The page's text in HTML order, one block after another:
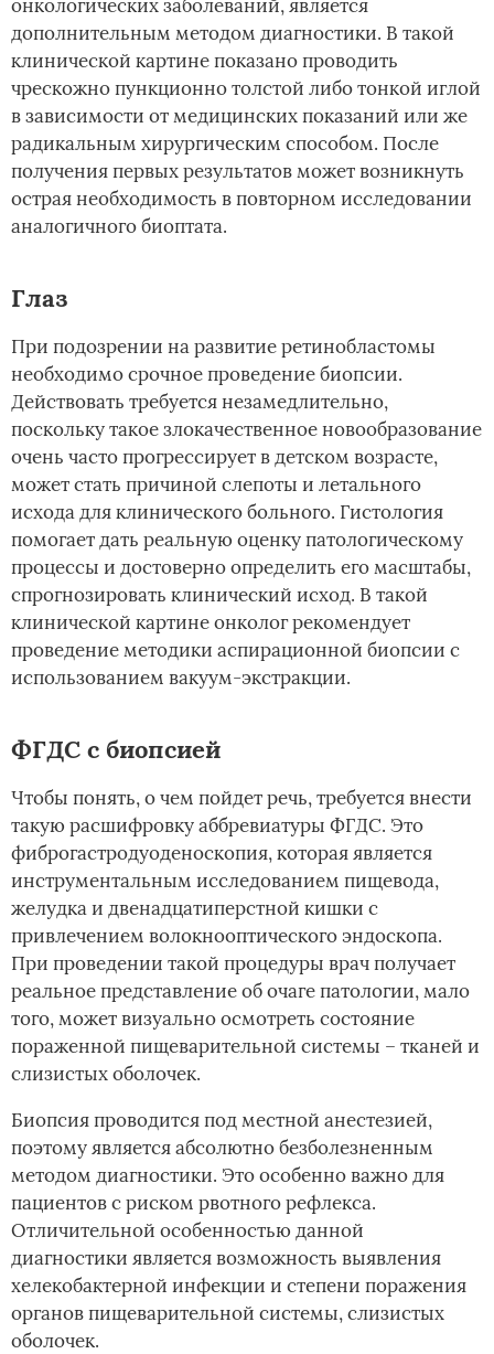
онкологических заболеваний, является
дополнительным методом диагностики. В такой
клинической картине показано проводить
чрескожно пункционно толстой либо тонкой иглой
в зависимости от медицинских показаний или же
радикальным хирургическим способом. После
получения первых результатов может возникнуть
острая необходимость в повторном исследовании
аналогичного биоптата.
Глаз
При подозрении на развитие ретинобластомы
необходимо срочное проведение биопсии.
Действовать требуется незамедлительно,
поскольку такое злокачественное новообразование
очень часто прогрессирует в детском возрасте,
может стать причиной слепоты и летального
исхода для клинического больного. Гистология
помогает дать реальную оценку патологическому
процессы и достоверно определить его масштабы,
спрогнозировать клинический исход. В такой
клинической картине онколог рекомендует
проведение методики аспирационной биопсии с
использованием вакуум-экстракции.
ФГДС с биопсией
Чтобы понять, о чем пойдет речь, требуется внести
такую расшифровку аббревиатуры ФГДС. Это
фиброгастродуоденоскопия, которая является
инструментальным исследованием пищевода,
желудка и двенадцатиперстной кишки с
привлечением волокнооптического эндоскопа.
При проведении такой процедуры врач получает
реальное представление об очаге патологии, мало
того, может визуально осмотреть состояние
пораженной пищеварительной системы – тканей и
слизистых оболочек.
Биопсия проводится под местной анестезией,
поэтому является абсолютно безболезненным
методом диагностики. Это особенно важно для
пациентов с риском рвотного рефлекса.
Отличительной особенностью данной
диагностики является возможность выявления
хелекобактерной инфекции и степени поражения
органов пищеварительной системы, слизистых
оболочек.